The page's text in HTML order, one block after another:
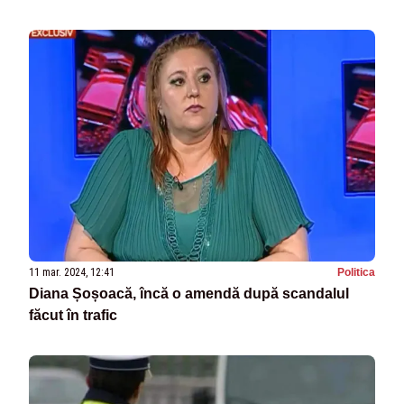
11 mar. 2024, 12:41 Politica
Diana Șoșoacă, încă o amendă după scandalul
făcut în trafic